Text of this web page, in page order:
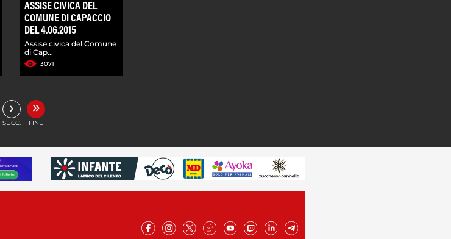
ASSISE CIVICA DEL
COMUNE DI CAPACCIO
DEL 4.06.2015
Assise civica del Comune
di Cap...
3071
›
SUCC.
»
FINE